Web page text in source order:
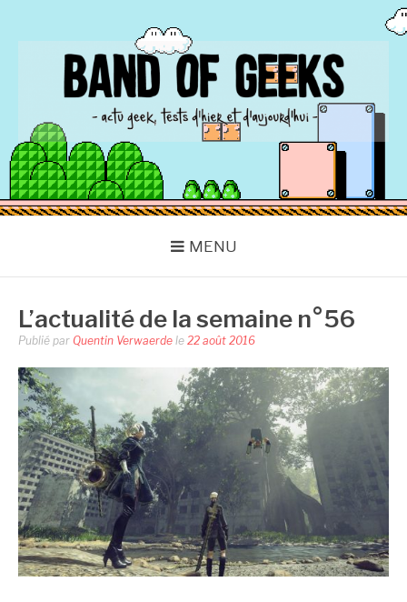
BAND OF GEEKS
Actu Geek d'hier et d'aujourd'hui
MENU
L’actualité de la semaine n°56
Publié par Quentin Verwaerde le 22 août 2016